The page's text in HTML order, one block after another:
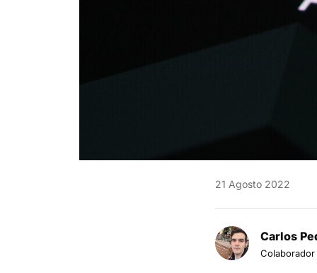
21 Agosto 2022
Carlos
Colaborador